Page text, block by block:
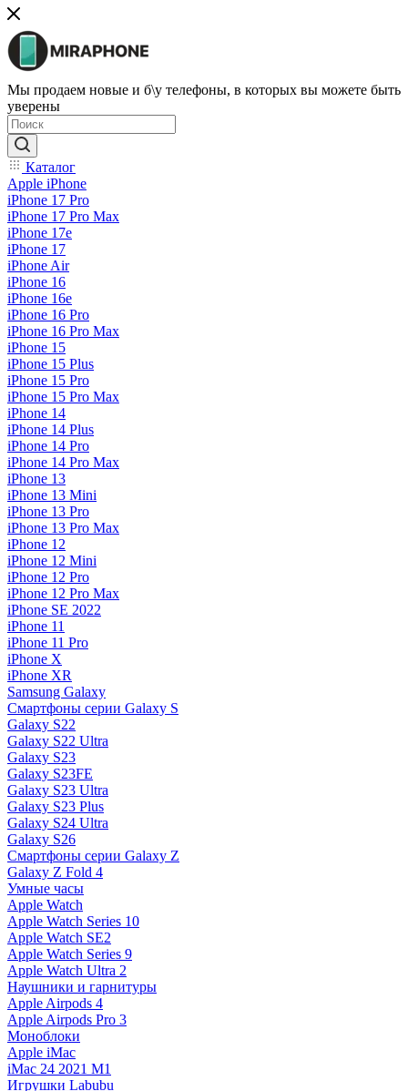
Мы продаем новые и б\у телефоны, в которых вы можете быть
уверены
Каталог
Apple iPhone
iPhone 17 Pro
iPhone 17 Pro Max
iPhone 17e
iPhone 17
iPhone Air
iPhone 16
iPhone 16e
iPhone 16 Pro
iPhone 16 Pro Max
iPhone 15
iPhone 15 Plus
iPhone 15 Pro
iPhone 15 Pro Max
iPhone 14
iPhone 14 Plus
iPhone 14 Pro
iPhone 14 Pro Max
iPhone 13
iPhone 13 Mini
iPhone 13 Pro
iPhone 13 Pro Max
iPhone 12
iPhone 12 Mini
iPhone 12 Pro
iPhone 12 Pro Max
iPhone SE 2022
iPhone 11
iPhone 11 Pro
iPhone X
iPhone XR
Samsung Galaxy
Смартфоны серии Galaxy S
Galaxy S22
Galaxy S22 Ultra
Galaxy S23
Galaxy S23FE
Galaxy S23 Ultra
Galaxy S23 Plus
Galaxy S24 Ultra
Galaxy S26
Смартфоны серии Galaxy Z
Galaxy Z Fold 4
Умные часы
Apple Watch
Apple Watch Series 10
Apple Watch SE2
Apple Watch Series 9
Apple Watch Ultra 2
Наушники и гарнитуры
Apple Airpods 4
Apple Airpods Pro 3
Моноблоки
Apple iMac
iMac 24 2021 M1
Игрушки Labubu